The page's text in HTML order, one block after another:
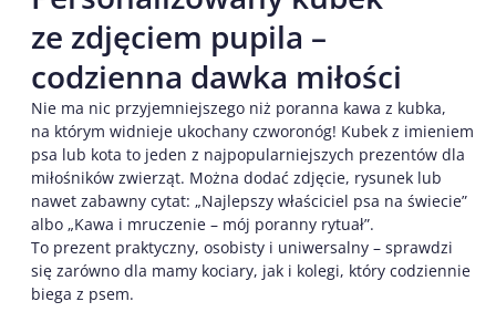
ze zdjęciem pupila –
codzienna dawka miłości
Nie ma nic przyjemniejszego niż poranna kawa z kubka,
na którym widnieje ukochany czworonóg! Kubek z imieniem
psa lub kota to jeden z najpopularniejszych prezentów dla
miłośników zwierząt. Można dodać zdjęcie, rysunek lub
nawet zabawny cytat: „Najlepszy właściciel psa na świecie”
albo „Kawa i mruczenie – mój poranny rytuał”.
To prezent praktyczny, osobisty i uniwersalny – sprawdzi
się zarówno dla mamy kociary, jak i kolegi, który codziennie
biega z psem.